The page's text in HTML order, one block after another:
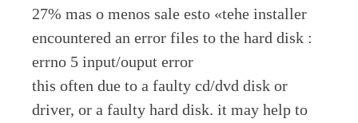
27% mas o menos sale esto «tehe installer
encountered an error files to the hard disk :
errno 5 input/ouput error
this often due to a faulty cd/dvd disk or
driver, or a faulty hard disk. it may help to